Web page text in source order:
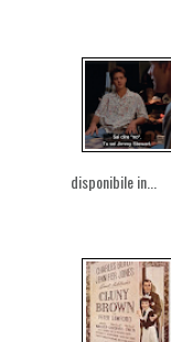
disponibile in...